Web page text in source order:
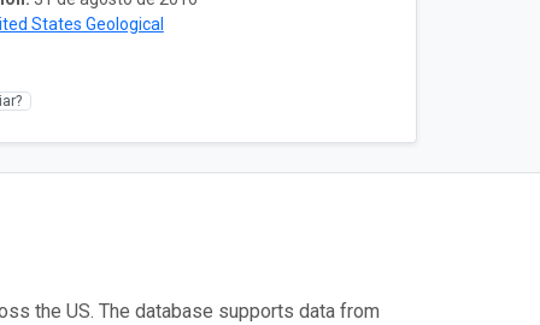
States Geological
the US. The database supports data from